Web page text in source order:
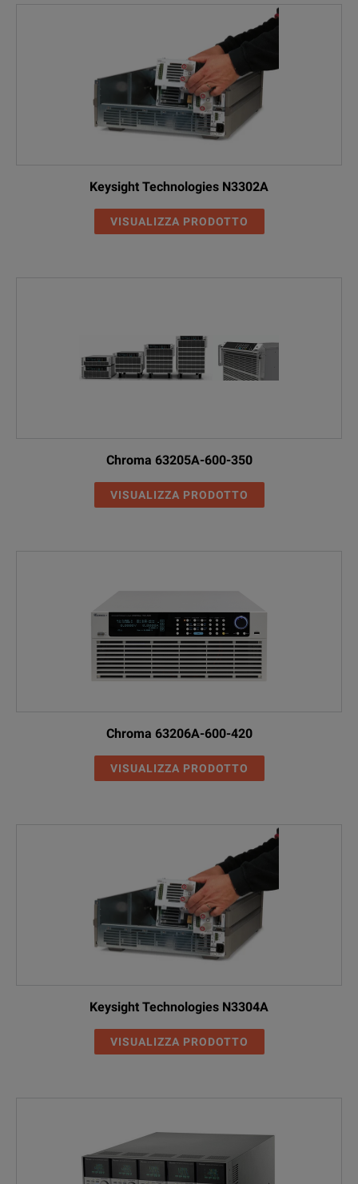
Keysight Technologies N3302A
VISUALIZZA PRODOTTO
Chroma 63205A-600-350
VISUALIZZA PRODOTTO
Chroma 63206A-600-420
VISUALIZZA PRODOTTO
Keysight Technologies N3304A
VISUALIZZA PRODOTTO